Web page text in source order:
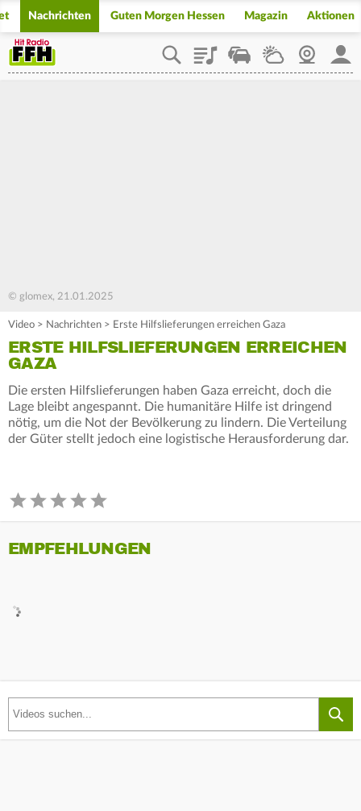
Nachrichten Guten Morgen Hessen Magazin Aktionen
PlaylistStaupilotWetterWebcam
© glomex, 21.01.2025
Video > Nachrichten > Erste Hilfslieferungen erreichen Gaza
ERSTE HILFSLIEFERUNGEN ERREICHEN
GAZA
Die ersten Hilfslieferungen haben Gaza erreicht, doch die
Lage bleibt angespannt. Die humanitäre Hilfe ist dringend
nötig, um die Not der Bevölkerung zu lindern. Die Verteilung
der Güter stellt jedoch eine logistische Herausforderung dar.
EMPFEHLUNGEN